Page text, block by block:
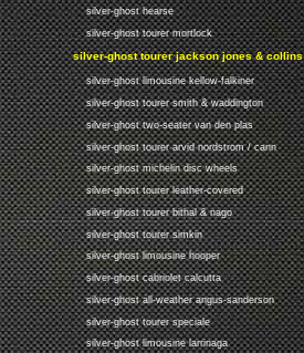
silver-ghost hearse
silver-ghost tourer mortlock
silver-ghost tourer jackson jones & collins
silver-ghost limousine kellow-falkiner
silver-ghost tourer smith & waddington
silver-ghost two-seater van den plas
silver-ghost tourer arvid nordstrom / cann
silver-ghost michelin disc wheels
silver-ghost tourer leather-covered
silver-ghost tourer bithal & nago
silver-ghost tourer simkin
silver-ghost limousine hooper
silver-ghost cabriolet calcutta
silver-ghost all-weather angus-sanderson
silver-ghost tourer speciale
silver-ghost limousine larrinaga